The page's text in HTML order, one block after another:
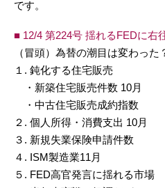
です。
■ 12/4 第224号 揺れるFEDに右
（冒頭）為替の潮目は変わった
１. 鈍化する住宅販売
・新築住宅販売件数 10月
・中古住宅販売成約指数
２. 個人所得・消費支出 10月
３. 新規失業保険申請件数
４. ISM製造業11月
５. FED高官発言に揺れる市場